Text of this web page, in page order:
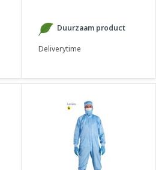
Duurzaam product
Deliverytime